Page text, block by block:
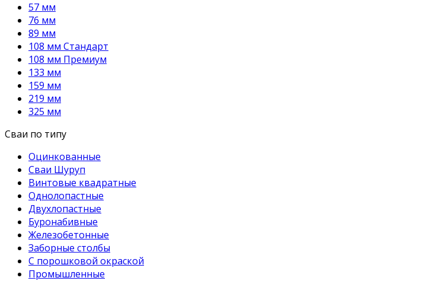
57 мм
76 мм
89 мм
108 мм Стандарт
108 мм Премиум
133 мм
159 мм
219 мм
325 мм
Сваи по типу
Оцинкованные
Сваи Шуруп
Винтовые квадратные
Однолопастные
Двухлопастные
Буронабивные
Железобетонные
Заборные столбы
С порошковой окраской
Промышленные